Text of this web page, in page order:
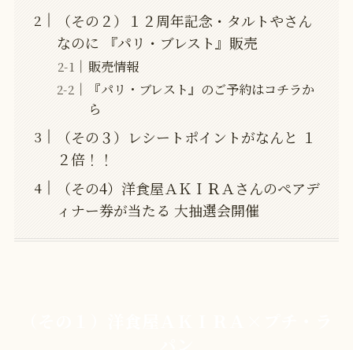
（その２）１２周年記念・タルトやさん
なのに 『パリ・ブレスト』販売
販売情報
『パリ・ブレスト』のご予約はコチラか
ら
（その３）レシートポイントがなんと １
２倍！！
（その4）洋食屋ＡＫＩＲＡさんのペアデ
ィナー券が当たる 大抽選会開催